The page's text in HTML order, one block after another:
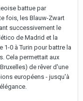
battue par
fois, les Blauw-Zwart
successivement le
de Madrid et la
1-0 à Turin pour battre la
Cela permettait aux
de rêver d'une
européens - jusqu'à